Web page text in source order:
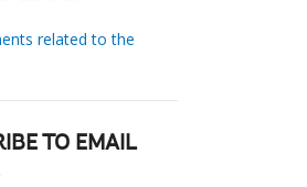
related to the
TO EMAIL